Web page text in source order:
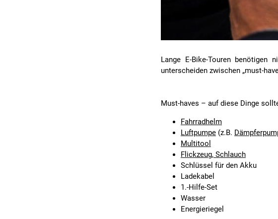
Lange E-Bike-Touren
unterscheiden zwischen „must-
Must-haves – auf diese Dinge
Fahrradhelm
Luftpumpe(z.B.
Multitool
Flickzeug, Schlauch
Schlüssel für den Akku
Ladekabel
1.-Hilfe-Set
Wasser
Energieriegel